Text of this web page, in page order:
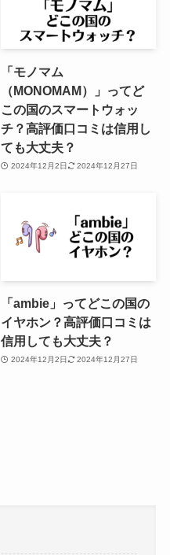
「モノマム
（MONOMAM）」ってど
この国のスマートウォッ
チ？高評価口コミは信用し
ても大丈夫？
2024年12月2日 2024年12月27日
「ambie」ってどこの国の
イヤホン？高評価口コミは
信用しても大丈夫？
2024年12月2日 2024年12月27日